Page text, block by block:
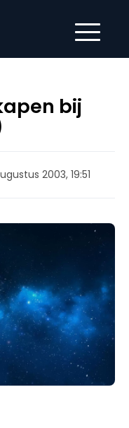
bij
2003, 19:51